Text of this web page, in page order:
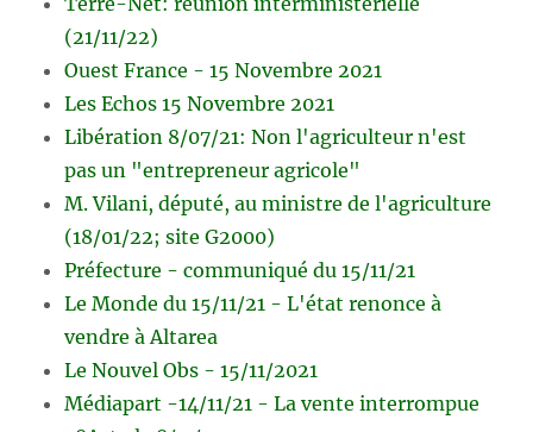
(21/11/22)
Ouest France - 15 Novembre 2021
Les Echos 15 Novembre 2021
Libération 8/07/21: Non l'agriculteur n'est
pas un "entrepreneur agricole"
M. Vilani, député, au ministre de l'agriculture
(18/01/22; site G2000)
Préfecture - communiqué du 15/11/21
Le Monde du 15/11/21 - L'état renonce à
vendre à Altarea
Le Nouvel Obs - 15/11/2021
Médiapart -14/11/21 - La vente interrompue